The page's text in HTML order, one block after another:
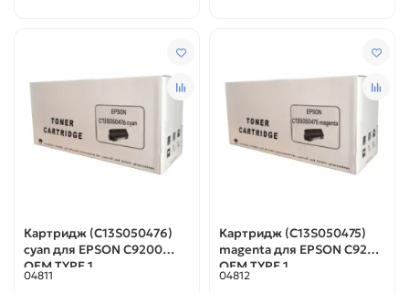
Картридж (C13S050476)
cyan для EPSON C9200
ОЕМ TYPE 1
04811
Картридж (C13S050475)
magenta для EPSON C9200
ОЕМ TYPE 1
04812